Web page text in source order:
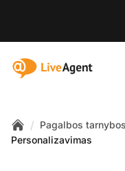
:site.title
Home
/ Pagalbos
Personalizavimas